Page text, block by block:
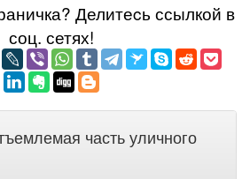
Делитеcь ссылкой в
соц. сетях!
часть уличного